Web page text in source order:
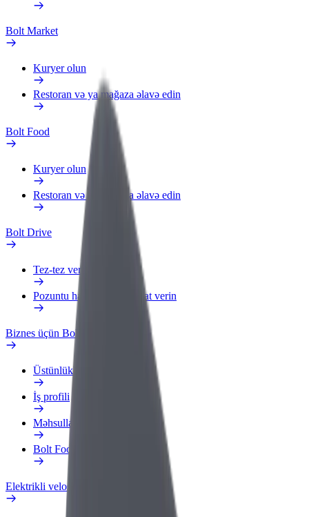
Bolt Market
Kuryer olun
Restoran və ya mağaza əlavə edin
Bolt Food
Kuryer olun
Restoran və ya mağaza əlavə edin
Bolt Drive
Tez-tez verilən suallar
Pozuntu haqqında məlumat verin
Biznes üçün Bolt
Üstünlüklər
İş profili
Məhsullar
Bolt Food for Business
Elektrikli velosipedlər